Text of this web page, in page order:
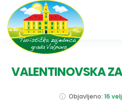
VALENTINOVSKA
Objavljeno: 16